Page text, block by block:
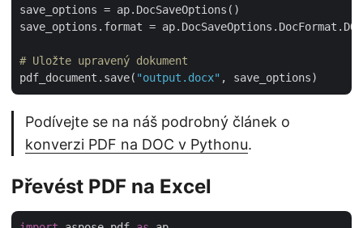
save_options = ap.DocSaveOptions()
save_options.format =
# Uložte upravený dokument
pdf_document.save( "output.docx"
Podívejte se na náš podrobný článek o
konverzi PDF na DOC v Pythonu.
Převést PDF na Excel